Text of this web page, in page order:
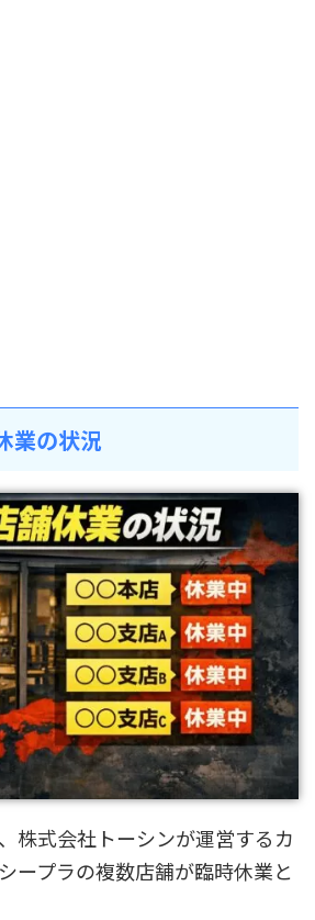
業の状況
株式会社トーシンが運営するカ
ープラの複数店舗が臨時休業と